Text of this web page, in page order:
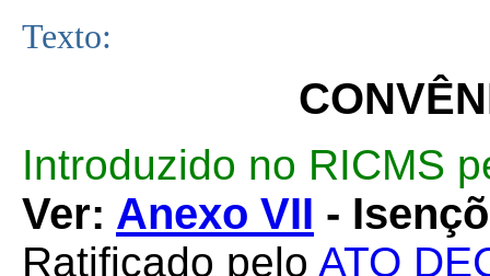
Texto:
Introduzido no RICMS
Ver: Anexo VII -
Ratificado pelo ATO